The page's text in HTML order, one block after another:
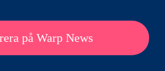
på Warp News